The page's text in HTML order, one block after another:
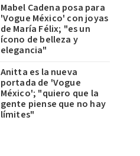
Mabel Cadena posa para
'Vogue México' con joyas
de María Félix; "es un
ícono de belleza y
elegancia"
Anitta es la nueva
portada de 'Vogue
México'; "quiero que la
gente piense que no hay
límites"